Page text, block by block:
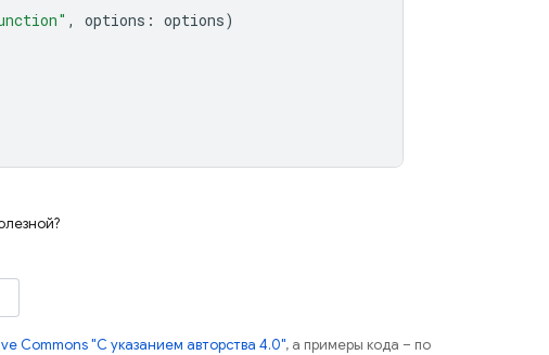
, options : options)
Commons "С указанием авторства 4.0", а примеры кода – по